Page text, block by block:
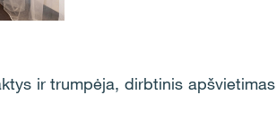
ir trumpėja, dirbtinis apšvietimas